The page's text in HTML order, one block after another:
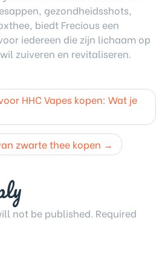
gezondheidsshots,
biedt Frecious een
iedereen die zijn lichaam op
zuiveren en revitaliseren.
HHC Vapes kopen: Wat je
zwarte thee kopen
not be published. Required